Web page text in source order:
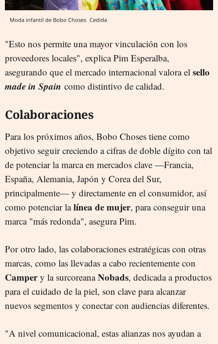
Moda infantil de Bobo Choses Cedida
"Esto nos permite una mayor vinculación con los
proveedores locales", explica Pim Esperalba,
asegurando que el mercado internacional valora el sello
made in Spain como distintivo de calidad.
Colaboraciones
Para los próximos años, Bobo Choses tiene como
objetivo seguir creciendo a cifras de doble dígito con tal
de potenciar la marca en mercados clave —Francia,
España, Alemania, Japón y Corea del Sur,
principalmente— y directamente en el consumidor, así
como potenciar lalínea de mujer, para conseguir una
marca "más redonda", asegura Pim.
Por otro lado, las colaboraciones estratégicas con otras
marcas, como las llevadas a cabo recientemente con
Campery la surcoreanaNobads, dedicada a productos
para el cuidado de la piel, son clave para alcanzar
nuevos segmentos y conectar con audiencias diferentes.
"A nivel comunicacional, estas alianzas nos ayudan a